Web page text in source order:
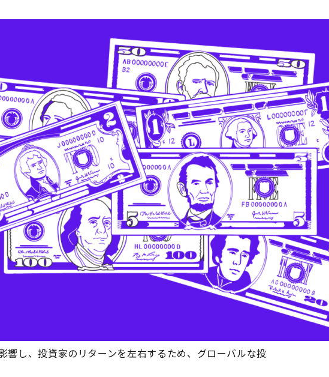
し、投資家のリターンを左右するため、グローバルな投